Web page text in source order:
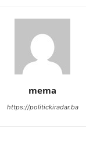
mema
https://politickiradar.ba